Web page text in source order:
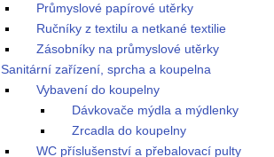
Průmyslové papírové utěrky
Ručníky z textilu a netkané textilie
Zásobníky na průmyslové utěrky
Sanitární zařízení, sprcha a koupelna
Vybavení do koupelny
Dávkovače mýdla a mýdlenky
Zrcadla do koupelny
WC příslušenství a přebalovací pulty